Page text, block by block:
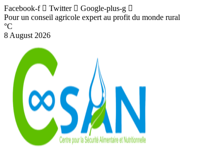
Facebook-f Twitter
Google-plus-g
Pour un conseil agricole expert au profit du monde rural
°C
8 August 2026